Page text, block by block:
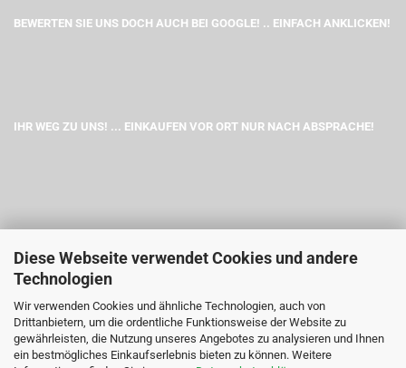
Diese Webseite verwendet Cookies und andere
Technologien
Wir verwenden Cookies und ähnliche Technologien, auch von
Drittanbietern, um die ordentliche Funktionsweise der Website zu
gewährleisten, die Nutzung unseres Angebotes zu analysieren und Ihnen
ein bestmögliches Einkaufserlebnis bieten zu können. Weitere
BEWERTEN SIE UNS DOCH AUCH BEI GOOGLE! .. EINFACH ANKLICKEN!
IHR WEG ZU UNS! ... EINKAUFEN VOR ORT NUR NACH ABSPRACHE!